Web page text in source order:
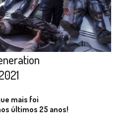
mais foi
últimos 25 anos!